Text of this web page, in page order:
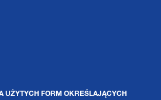
UŻYTYCH FORM OKREŚLAJĄCYCH